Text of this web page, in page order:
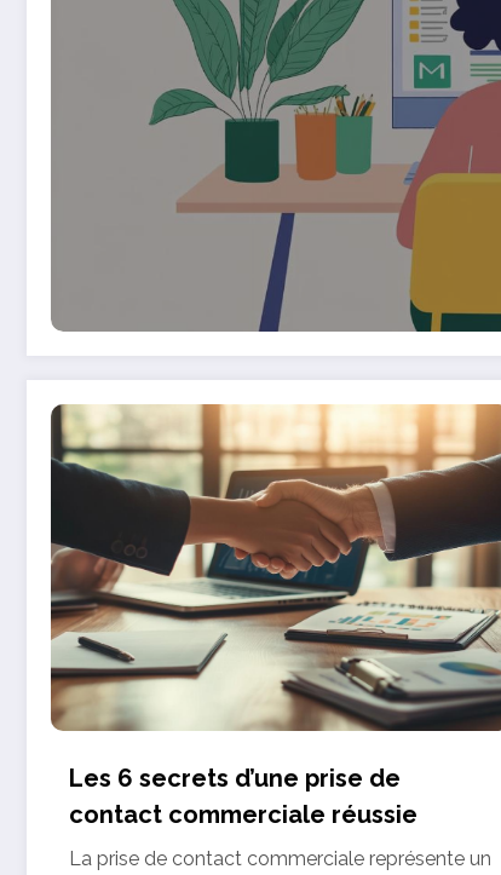
Les 6 secrets d’une prise de
contact commerciale réussie
La prise de contact commerciale représente un